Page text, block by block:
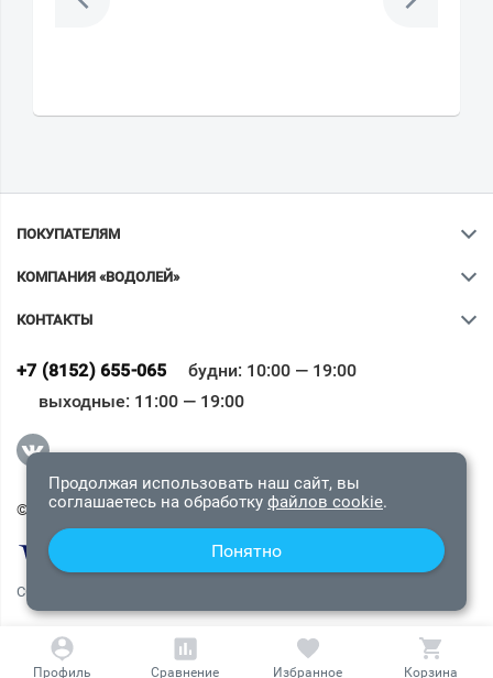
ПОКУПАТЕЛЯМ
КОМПАНИЯ «ВОДОЛЕЙ»
КОНТАКТЫ
+7 (8152) 655-065
будни: 10:00 — 19:00
выходные: 11:00 — 19:00
© 2009-2026 «Водолей Онлайн». Все права защищены.
СОГЛАШЕНИЕ О КОНФИДЕНЦИАЛЬНОСТИ
Всё верно
Продолжая использовать наш сайт, вы
соглашаетесь на обработку файлов cookie.
Понятно